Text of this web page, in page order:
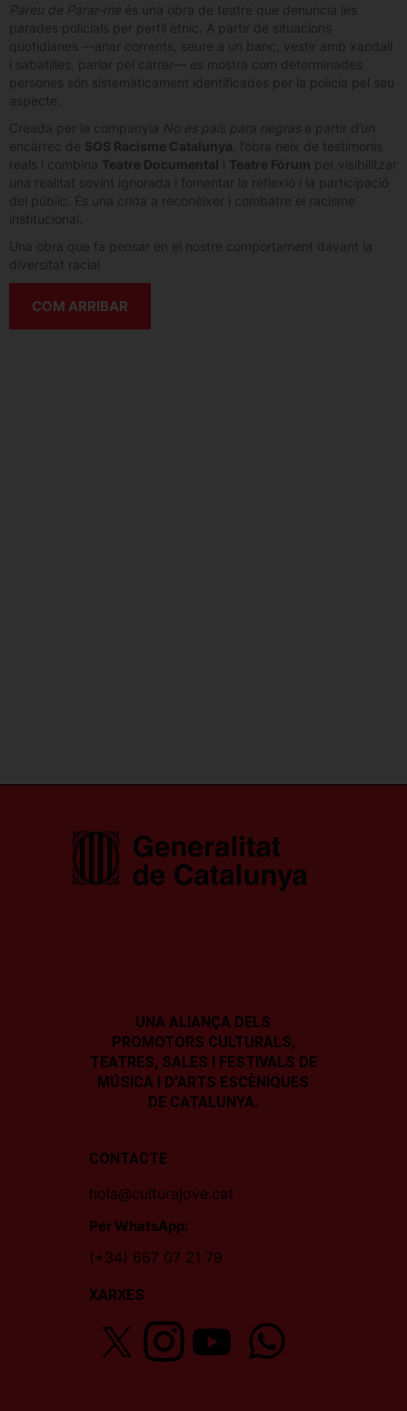
Pareu de Parar-me és una obra de teatre que denuncia les
parades policials per perfil ètnic. A partir de situacions
quotidianes —anar corrents, seure a un banc, vestir amb xandall
i sabatilles, parlar pel carrer— es mostra com determinades
persones són sistemàticament identificades per la policia pel seu
aspecte.
Creada per la companyia
No es país para negras a partir d’un
encàrrec de SOS Racisme Catalunya , l’obra neix de testimonis
reals i combina Teatre Documental i Teatre Fòrum per visibilitzar
una realitat sovint ignorada i fomentar la reflexió i la participació
del públic. És una crida a reconèixer i combatre el racisme
institucional.
Una obra que fa pensar en el nostre comportament davant la
diversitat racial
COM ARRIBAR
UNA ALIANÇA DELS
PROMOTORS CULTURALS,
TEATRES, SALES I FESTIVALS DE
MÚSICA I D’ARTS ESCÈNIQUES
DE CATALUNYA.
CONTACTE
hola@culturajove.cat
Per WhatsApp:
(+34) 667 07 21 79
XARXES